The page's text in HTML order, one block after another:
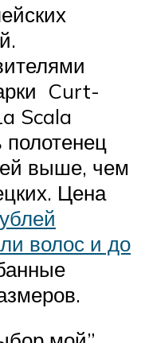
Curt-
Scala
выше, чем
Цена
волос и до